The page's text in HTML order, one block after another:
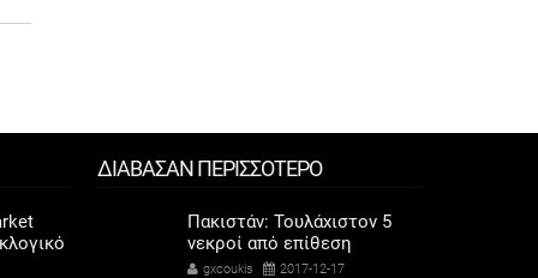
οι
ΔΙΑΒΑΣΑΝ ΠΕΡΙΣΣΟΤΕΡΟ
Πακιστάν: Τουλάχιστον 5
νεκροί από επίθεση
αυτοκτονίας
gxcoukis 2017-12-17